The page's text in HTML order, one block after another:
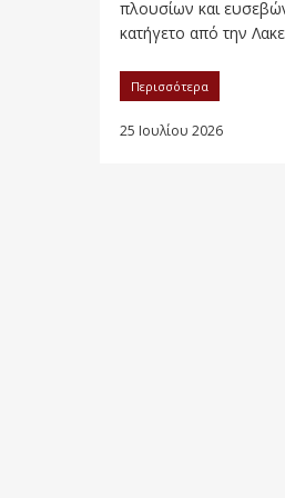
πλουσίων και
κατήγετο από την
Περισσότερα
25 Ιουλίου 2026